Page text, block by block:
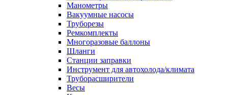
Манометры
Вакуумные насосы
Труборезы
Ремкомплекты
Многоразовые баллоны
Шланги
Станции заправки
Инструмент для автохолода/климата
Труборасширители
Весы